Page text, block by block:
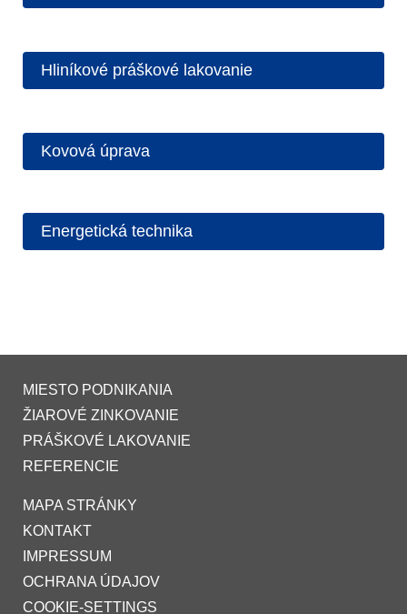
Hliníkové práškové lakovanie
Kovová úprava
Energetická technika
MIESTO PODNIKANIA
ŽIAROVÉ ZINKOVANIE
PRÁŠKOVÉ LAKOVANIE
REFERENCIE
MAPA STRÁNKY
KONTAKT
IMPRESSUM
OCHRANA ÚDAJOV
COOKIE-SETTINGS